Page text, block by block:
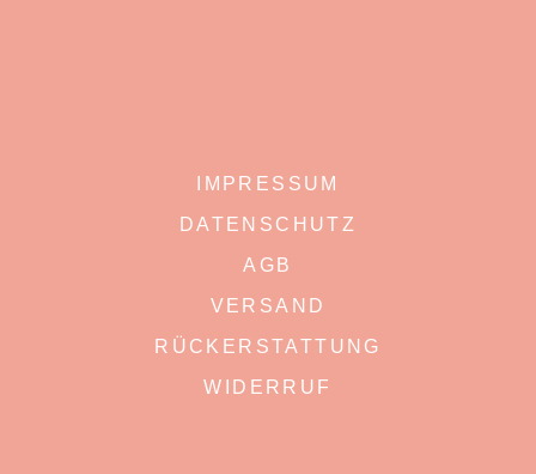
IMPRESSUM
DATENSCHUTZ
AGB
VERSAND
RÜCKERSTATTUNG
WIDERRUF